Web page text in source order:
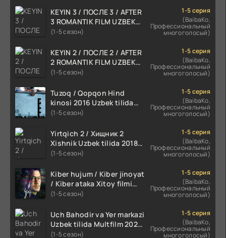
KEYIN 3 / ПОСЛЕ 3 / AFTER
3 ROMANTIK FILM UZBEK
TILIDA 2021 TARJIMA FILM
(1-5 сезон)
1-5 серия
(BaibaKo,
Профессиональный
многоголосый)
KEYIN 2 / ПОСЛЕ 2 / AFTER
2 ROMANTIK FILM UZBEK
TILIDA 2020 TARJIMA FILM
(1-5 сезон)
1-5 серия
(BaibaKo,
Профессиональный
многоголосый)
Tuzoq / Qopqon Hind
kinosi 2016 Uzbek tilida
tarjima film HD
(1-5 сезон)
1-5 серия
(BaibaKo,
Профессиональный
многоголосый)
Yirtqich 2 / Хищник 2
Xishnik Uzbek tilida 2018-
2024 O'zbekcha tarjima
(1-5 сезон)
1-5 серия
(BaibaKo,
Профессиональный
многоголосый)
Kiber hujum / Kiber jinoyat
/ Kiber ataka Xitoy filmi
Uzbek tilida O'zbekcha
HD skachat
(1-5 сезон)
1-5 серия
(BaibaKo,
Профессиональный
многоголосый)
Uch Bahodir va Yer markazi
Uzbek tilida Multfilm 2025
tarjima HD skachat
(1-5 сезон)
1-5 серия
(BaibaKo,
Профессиональный
многоголосый)